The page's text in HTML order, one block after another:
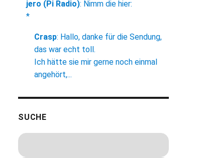
jero (Pi Radio): Nimm die hier:
*
Crasp: Hallo, danke für die Sendung,
das war echt toll.
Ich hätte sie mir gerne noch einmal
angehört,...
SUCHE